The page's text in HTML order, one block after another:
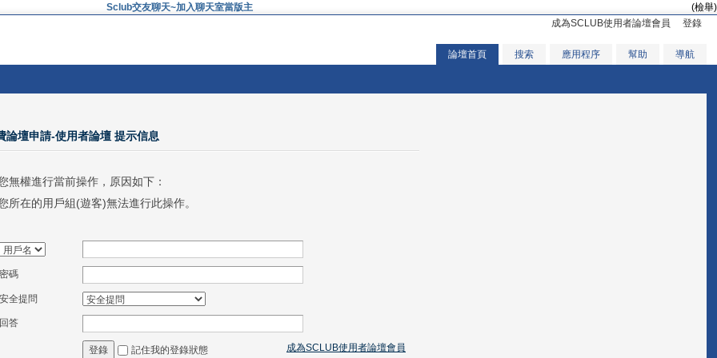
Sclub交友聊天~加入聊天室當版主
(檢舉)
成為SCLUB使用者論壇會員
登錄
論壇首頁 搜索 應用程序 幫助 導航
論壇申請-使用者論壇 提示信息
無權進行當前操作，原因如下：
所在的用戶組(遊客)無法進行此操作。
碼
全提問
答
成為SCLUB使用者論壇會員
登錄 記住我的登錄狀態